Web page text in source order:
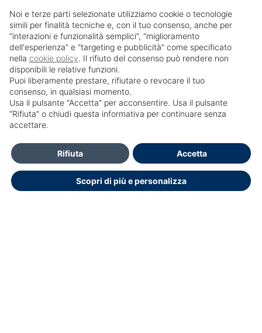
SailPortal 8.5.1 build 18
Contatti
Per l'assistenza informatica scrivere a:
formazione.ecm@policlinicoumberto1.it
Noi e terze parti selezionate utilizziamo cookie o tecnologie
simili per finalità tecniche e, con il tuo consenso, anche per
“interazioni e funzionalità semplici”, “miglioramento
dell'esperienza” e “targeting e pubblicità” come specificato
nella cookie policy. Il rifiuto del consenso può rendere non
disponibili le relative funzioni.
Puoi liberamente prestare, rifiutare o revocare il tuo
consenso, in qualsiasi momento.
Usa il pulsante “Accetta” per acconsentire. Usa il pulsante
“Rifiuta” o chiudi questa informativa per continuare senza
accettare.
Scopri di più e personalizza
Rifiuta Accetta